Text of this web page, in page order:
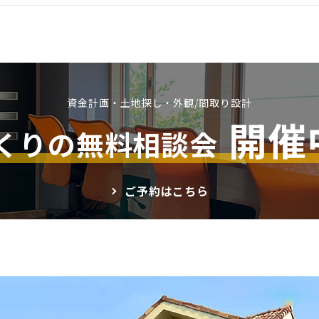
資金計画・土地探し・外観/間取り設計
りの無料相談会 開催
ご予約はこちら